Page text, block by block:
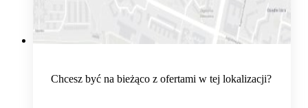
Chcesz być na bieżąco z ofertami w tej lokalizacji?